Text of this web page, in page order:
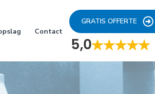
Contact
GRATIS OFFERTE
5,0